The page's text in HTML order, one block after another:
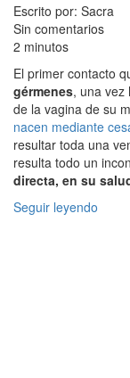
Escrito por: Sacra
Sin comentarios
2 minutos
El primer contacto
gérmenes, una vez
de la vagina de su
nacen mediante
resultar toda una
resulta todo un
directa, en su
Seguir leyendo